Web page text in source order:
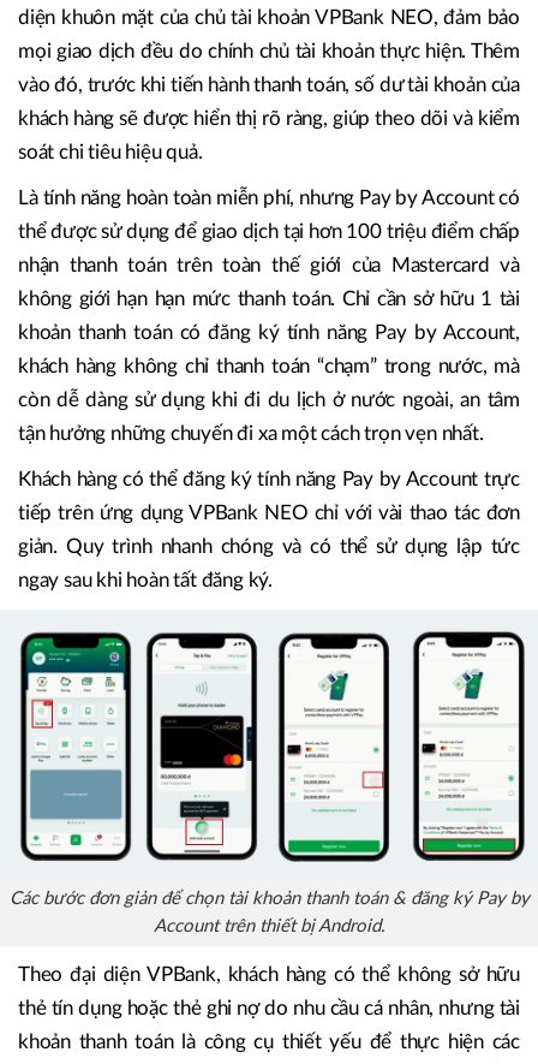
diện khuôn mặt của chủ tài khoản VPBank NEO, đảm bảo
mọi giao dịch đều do chính chủ tài khoản thực hiện. Thêm
vào đó, trước khi tiến hành thanh toán, số dư tài khoản của
khách hàng sẽ được hiển thị rõ ràng, giúp theo dõi và kiểm
soát chi tiêu hiệu quả.
Là tính năng hoàn toàn miễn phí, nhưng Pay by Account có
thể được sử dụng để giao dịch tại hơn 100 triệu điểm chấp
nhận thanh toán trên toàn thế giới của Mastercard và
không giới hạn hạn mức thanh toán. Chỉ cần sở hữu 1 tài
khoản thanh toán có đăng ký tính năng Pay by Account,
khách hàng không chỉ thanh toán “chạm” trong nước, mà
còn dễ dàng sử dụng khi đi du lịch ở nước ngoài, an tâm
tận hưởng những chuyến đi xa một cách trọn vẹn nhất.
Khách hàng có thể đăng ký tính năng Pay by Account trực
tiếp trên ứng dụng VPBank NEO chỉ với vài thao tác đơn
giản. Quy trình nhanh chóng và có thể sử dụng lập tức
ngay sau khi hoàn tất đăng ký.
Các bước đơn giản để chọn tài khoản thanh toán & đăng ký Pay by
Account trên thiết bị Android.
Theo đại diện VPBank, khách hàng có thể không sở hữu
thẻ tín dụng hoặc thẻ ghi nợ do nhu cầu cá nhân, nhưng tài
khoản thanh toán là công cụ thiết yếu để thực hiện các